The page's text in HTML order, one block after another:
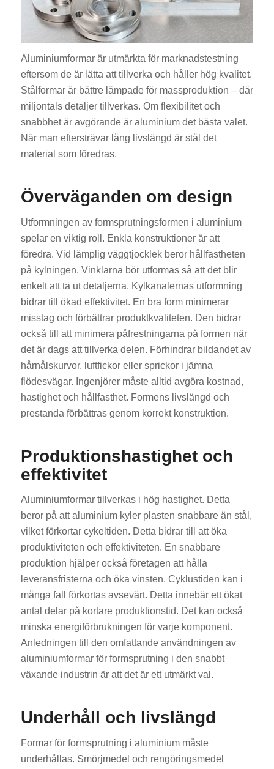
Aluminiumformar är utmärkta för marknadstestning
eftersom de är lätta att tillverka och håller hög kvalitet.
Stålformar är bättre lämpade för massproduktion – där
miljontals detaljer tillverkas. Om flexibilitet och
snabbhet är avgörande är aluminium det bästa valet.
När man eftersträvar lång livslängd är stål det
material som föredras.
Överväganden om design
Utformningen av formsprutningsformen i aluminium
spelar en viktig roll. Enkla konstruktioner är att
föredra. Vid lämplig väggtjocklek beror hållfastheten
på kylningen. Vinklarna bör utformas så att det blir
enkelt att ta ut detaljerna. Kylkanalernas utformning
bidrar till ökad effektivitet. En bra form minimerar
misstag och förbättrar produktkvaliteten. Den bidrar
också till att minimera påfrestningarna på formen när
det är dags att tillverka delen. Förhindrar bildandet av
hårnålskurvor, luftfickor eller sprickor i jämna
flödesvägar. Ingenjörer måste alltid avgöra kostnad,
hastighet och hållfasthet. Formens livslängd och
prestanda förbättras genom korrekt konstruktion.
Produktionshastighet och
effektivitet
Aluminiumformar tillverkas i hög hastighet. Detta
beror på att aluminium kyler plasten snabbare än stål,
vilket förkortar cykeltiden. Detta bidrar till att öka
produktiviteten och effektiviteten. En snabbare
produktion hjälper också företagen att hålla
leveransfristerna och öka vinsten. Cyklustiden kan i
många fall förkortas avsevärt. Detta innebär ett ökat
antal delar på kortare produktionstid. Det kan också
minska energiförbrukningen för varje komponent.
Anledningen till den omfattande användningen av
aluminiumformar för formsprutning i den snabbt
växande industrin är att det är ett utmärkt val.
Underhåll och livslängd
Formar för formsprutning i aluminium måste
underhållas. Smörjmedel och rengöringsmedel